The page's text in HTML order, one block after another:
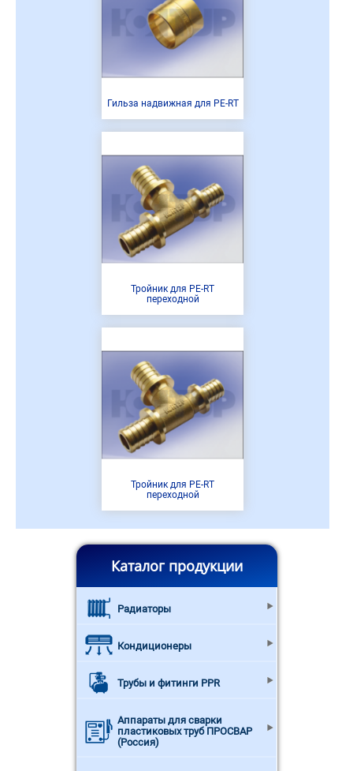
Гильза надвижная для PE-RT
Тройник для PE-RT
переходной
Тройник для PE-RT
переходной
Каталог продукции
Радиаторы
Кондиционеры
Трубы и фитинги PPR
Аппараты для сварки
пластиковых труб ПРОСВАР
(Россия)